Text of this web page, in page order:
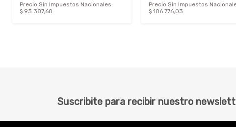
Precio Sin Impuestos Nacionales:
$ 93.387,60
Precio Sin Impuestos
$ 106.776,03
Suscribite para recibir nuestro